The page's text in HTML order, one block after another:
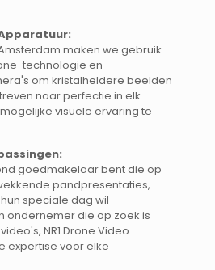
Amsterdam maken we gebruik
technologie en
om kristalheldere beelden
naar perfectie in elk
visuele ervaring te
goedmakelaar bent die op
pandpresentaties,
speciale dag wil
ondernemer die op zoek is
NR1 Drone Video
expertise voor elke